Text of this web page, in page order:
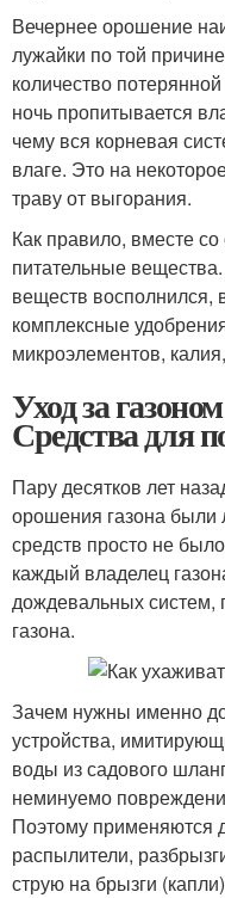
Вечернее орошение
лужайки по той
количество
ночь пропитывается
чему вся корневая
влаге. Это на
траву от выгорания.
Как правило, вместе
питательные
веществ восполнился,
комплексные
микроэлементов,
Уход за
Средства для
Пару десятков лет
орошения газона были
средств просто не
каждый владелец
дождевальных систем,
газона.
Зачем нужны именно
устройства,
воды из садового
неминуемо
Поэтому применяются
распылители,
струю на брызги